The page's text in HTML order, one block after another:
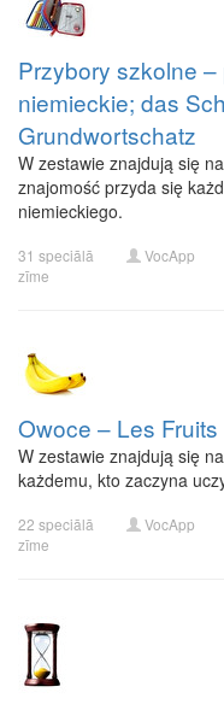
Przybory szkolne
niemieckie; das
Grundwortschatz
W zestawie znajdują się
znajomość przyda się
niemieckiego.
31 speciālā
zīme
VocApp
Owoce – Les Fruits
W zestawie znajdują się
każdemu, kto zaczyna
22 speciālā
zīme
VocApp